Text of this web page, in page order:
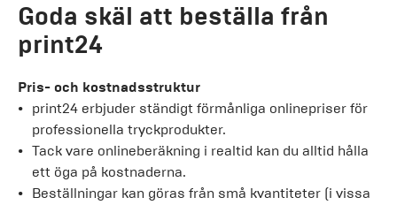
Goda skäl att beställa från
print24
Pris- och kostnadsstruktur
print24 erbjuder ständigt förmånliga onlinepriser för
professionella tryckprodukter.
Tack vare onlineberäkning i realtid kan du alltid hålla
ett öga på kostnaderna.
Beställningar kan göras från små kvantiteter (i vissa